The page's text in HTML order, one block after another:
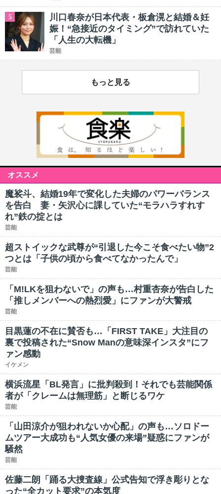
5
川口春奈が日本代表・板倉滉と結婚＆妊
娠！“急接近のタイミング”で訪れていた
「人生の大転機」
芸能
もっと見る
オススメ
魔裟斗、結婚19年で変化した夫婦のパワーバランス
を告白 妻・矢沢心に課していた“モラハラすれす
れ”鉄の掟とは
芸能
超ストイックな武尊が“引退した今こそ食べたい物”2
つとは「子供の頃から食べてなかったんで」
芸能
「M!LKを狙わないで」の声も…村重杏奈が告白した
「推しメンバーへの熱烈愛」にファンが大警戒
芸能
目黒蓮の不在に賛否も…「FIRST TAKE」大注目の
裏で投稿された“Snow Manの意味深インスタ”にフ
ァン感動
イケメン
横浜流星「BL発言」に批判殺到！それでも芸能関係
者が「クレームは無理筋」と断じるワケ
芸能
「山田涼介が狙われないか心配」の声も…ソロドー
ムツアー大成功も“人気女優の来場”疑惑にファンが
騒然
芸能
佐藤二朗「踊る大捜査線」公式告知で浮き彫りとな
った“全カット要求”の本気度